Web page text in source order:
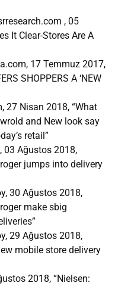
, 05
It Clear-Stores Are A
17 Temmuz 2017,
SHOPPERS A ‘NEW
27 Nisan 2018, “What
and New look say
retail”
03 Ağustos 2018,
jumps into delivery
30 Ağustos 2018,
make sbig
29 Ağustos 2018,
mobile store delivery
2018, “Nielsen: